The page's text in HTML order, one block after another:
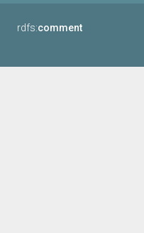
rdfs:comment